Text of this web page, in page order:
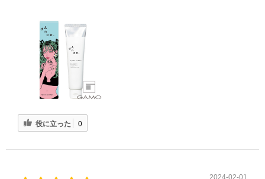
役に立った 0
2024-02-01